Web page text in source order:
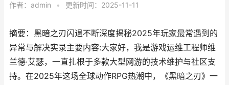
作者： admin • 更新时间：2025-11-11
摘要：黑暗之刃闪退不断深度揭秘2025年玩家最常遇到的
异常与解决实录主要内容:大家好，我是游戏运维工程师维
兰德·艾瑟，一直扎根于多款大型网游的技术维护与社区支
持。在2025年这场全球动作RPG热潮中，《黑暗之刃》一